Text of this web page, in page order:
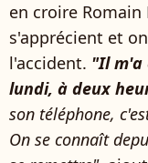
en croire
s'apprécient et
l'accident. "Il m'a
lundi, à deux
son téléphone,
On se connaît